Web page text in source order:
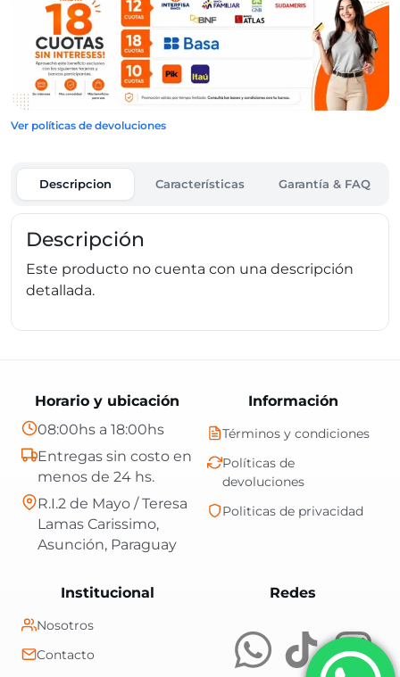
Ver políticas de devoluciones
Descripcion Características Garantía & FAQ
Descripción
Este producto no cuenta con una descripción
detallada.
RedesCentral Shop es
Información
Términos y condiciones
Políticas de
devoluciones
Politicas de privacidad
Institucional
Nosotros
Contacto
Horario y ubicación
08:00hs a 18:00hs
Entregas sin costo en
menos de 24 hs.
R.I.2 de Mayo / Teresa
Lamas Carissimo,
Asunción, Paraguay